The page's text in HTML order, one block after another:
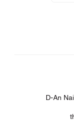
D-An